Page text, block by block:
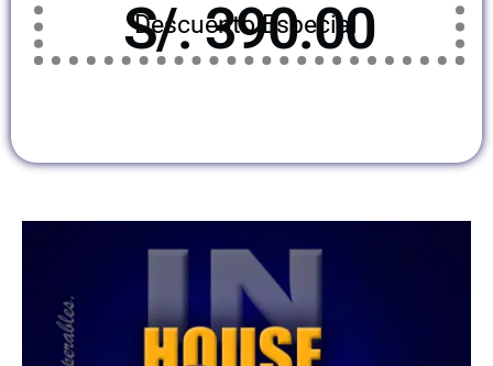
Descuento Especial
S/. 390.00